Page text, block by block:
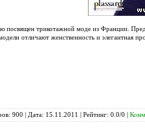
посвящен трикотажной моде из Франции.
отличают женственность и элегантная
900 | Дата: 15.11.2011 | Рейтинг: 0.0/0 |